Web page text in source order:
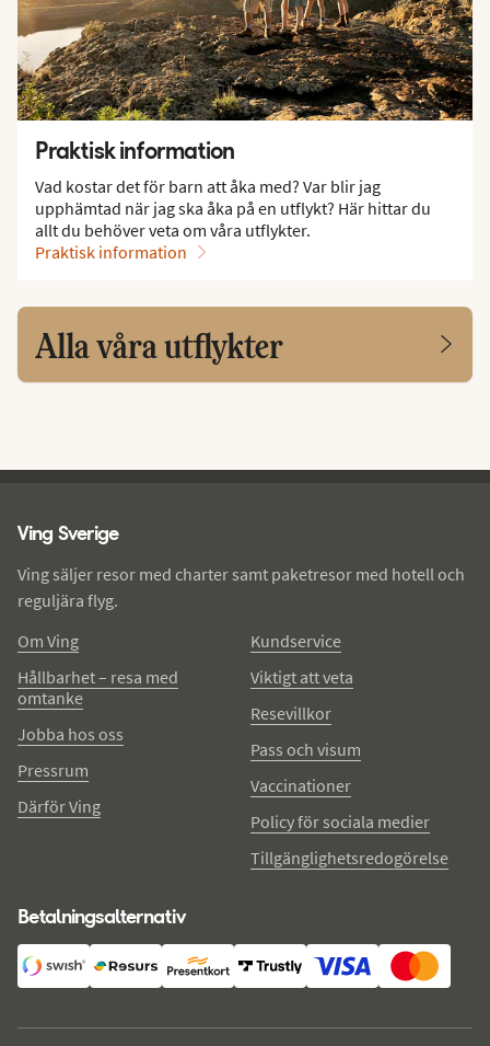
Praktisk information
Vad kostar det för barn att åka med? Var blir jag
upphämtad när jag ska åka på en utflykt? Här hittar du
allt du behöver veta om våra utflykter.
Praktisk information
Alla våra utflykter
Ving Sverige
Ving säljer resor med charter samt paketresor med hotell och
reguljära flyg.
Om Ving
Hållbarhet – resa med
omtanke
Jobba hos oss
Pressrum
Därför Ving
Kundservice
Viktigt att veta
Resevillkor
Pass och visum
Vaccinationer
Policy för sociala medier
Tillgänglighetsredogörelse
Betalningsalternativ